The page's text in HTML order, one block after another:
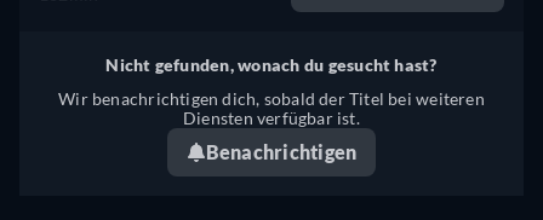
Nicht gefunden, wonach du gesucht hast?
Wir benachrichtigen dich, sobald der Titel bei weiteren
Diensten verfügbar ist.
Benachrichtigen